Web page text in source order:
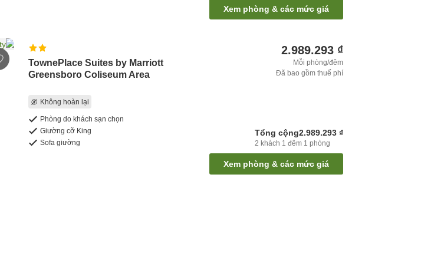
Xem phòng & các mức giá
TownePlace Suites by Marriott
Greensboro Coliseum Area
Không hoàn lại
Phòng do khách sạn chọn
Giường cỡ King
Sofa giường
2.989.293 ₫
Mỗi phòng/đêm
Đã bao gồm thuế phí
Tổng cộng2.989.293 ₫
2 khách 1 đêm 1 phòng
Xem phòng & các mức giá